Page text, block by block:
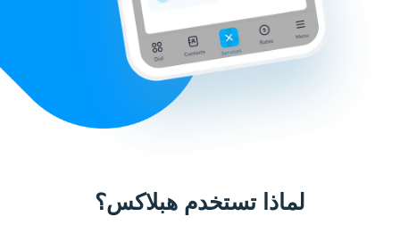
لماذا تستخدم هبلاكس؟